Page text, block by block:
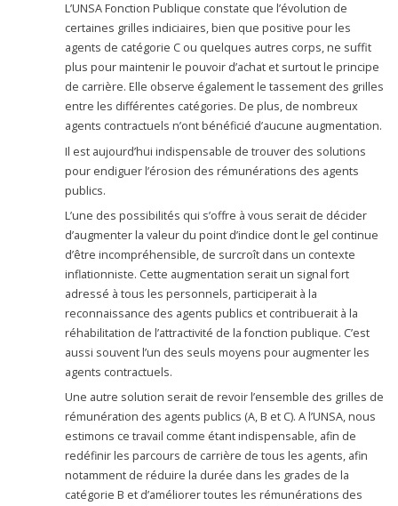
L’UNSA Fonction Publique constate que l’évolution de
certaines grilles indiciaires, bien que positive pour les
agents de catégorie C ou quelques autres corps, ne suffit
plus pour maintenir le pouvoir d’achat et surtout le principe
de carrière. Elle observe également le tassement des grilles
entre les différentes catégories. De plus, de nombreux
agents contractuels n’ont bénéficié d’aucune augmentation.
Il est aujourd’hui indispensable de trouver des solutions
pour endiguer l’érosion des rémunérations des agents
publics.
L’une des possibilités qui s’offre à vous serait de décider
d’augmenter la valeur du point d’indice dont le gel continue
d’être incompréhensible, de surcroît dans un contexte
inflationniste. Cette augmentation serait un signal fort
adressé à tous les personnels, participerait à la
reconnaissance des agents publics et contribuerait à la
réhabilitation de l’attractivité de la fonction publique. C’est
aussi souvent l’un des seuls moyens pour augmenter les
agents contractuels.
Une autre solution serait de revoir l’ensemble des grilles de
rémunération des agents publics (A, B et C). A l’UNSA, nous
estimons ce travail comme étant indispensable, afin de
redéfinir les parcours de carrière de tous les agents, afin
notamment de réduire la durée dans les grades de la
catégorie B et d’améliorer toutes les rémunérations des